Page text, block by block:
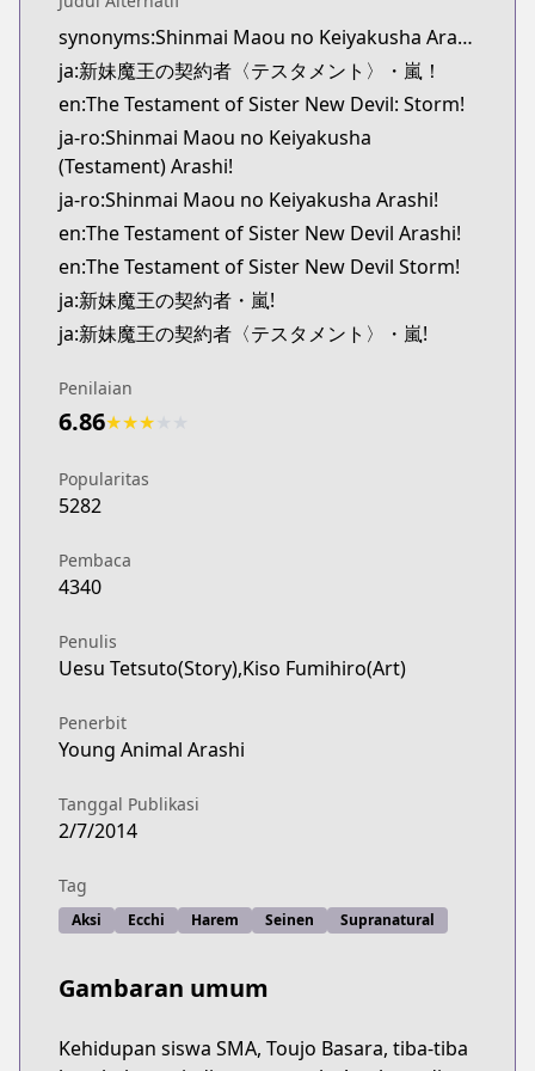
Official English
http://www.sevenseasentertainment.com/synonyms:Shinmai Maou no Keiyakusha Arashi
ja:新妹魔王の契約者〈テスタメント〉・嵐！
en:The Testament of Sister New Devil: Storm!
ja-ro:Shinmai Maou no Keiyakusha
(Testament) Arashi!
ja-ro:Shinmai Maou no Keiyakusha Arashi!
en:The Testament of Sister New Devil Arashi!
en:The Testament of Sister New Devil Storm!
ja:新妹魔王の契約者・嵐!
ja:新妹魔王の契約者〈テスタメント〉・嵐!
Penilaian
6.86★★★
Popularitas
5282
Pembaca
4340
Penulis
Uesu Tetsuto(Story),Kiso Fumihiro(Art)
Penerbit
Young Animal Arashi
Tanggal Publikasi
2/7/2014
Tag
Aksi Ecchi Harem Seinen Supranatural
Gambaran umum
Kehidupan siswa SMA, Toujo Basara, tiba-tiba